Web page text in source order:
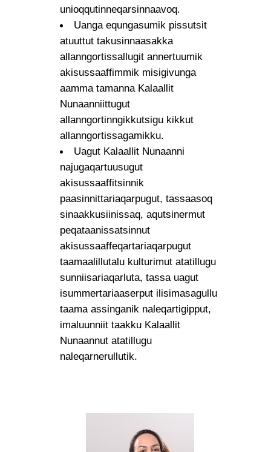
unioqqutinneqarsinnaavoq.
Uanga equngasumik pissutsit
atuuttut takusinnaasakka
allanngortissallugit annertuumik
akisussaaffimmik misigivunga
aamma tamanna Kalaallit
Nunaanniittugut
allanngortinngikkutsigu kikkut
allanngortissagamikku.
Uagut Kalaallit Nunaanni
najugaqartuusugut
akisussaaffitsinnik
paasinnittariaqarpugut, tassaasoq
sinaakkusiinissaq, aqutsinermut
peqataanissatsinnut
akisussaaffeqartariaqarpugut
taamaalillutalu kulturimut atatillugu
sunniisariaqarluta, tassa uagut
isummertariaaserput ilisimasagullu
taama assinganik naleqartigipput,
imaluunniit taakku Kalaallit
Nunaannut atatillugu
naleqarnerullutik.